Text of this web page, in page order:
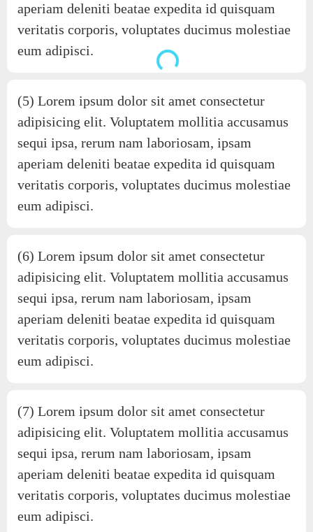
Loading...
aperiam deleniti beatae expedita id quisquam
veritatis corporis, voluptates ducimus molestiae
eum adipisci.
(5) Lorem ipsum dolor sit amet consectetur
adipisicing elit. Voluptatem mollitia accusamus
sequi ipsa, rerum nam laboriosam, ipsam
aperiam deleniti beatae expedita id quisquam
veritatis corporis, voluptates ducimus molestiae
eum adipisci.
(6) Lorem ipsum dolor sit amet consectetur
adipisicing elit. Voluptatem mollitia accusamus
sequi ipsa, rerum nam laboriosam, ipsam
aperiam deleniti beatae expedita id quisquam
veritatis corporis, voluptates ducimus molestiae
eum adipisci.
(7) Lorem ipsum dolor sit amet consectetur
adipisicing elit. Voluptatem mollitia accusamus
sequi ipsa, rerum nam laboriosam, ipsam
aperiam deleniti beatae expedita id quisquam
veritatis corporis, voluptates ducimus molestiae
eum adipisci.